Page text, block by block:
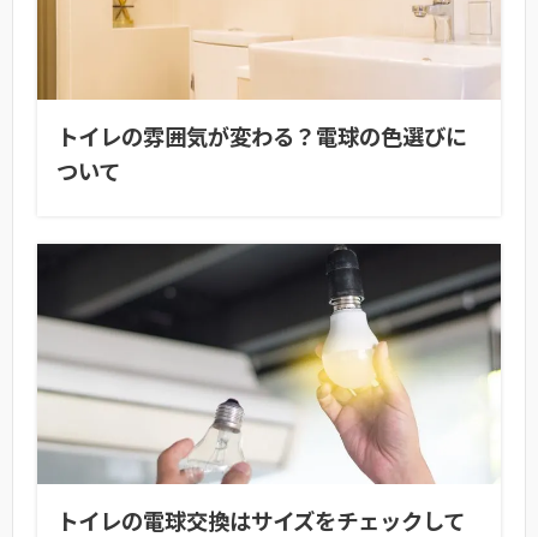
トイレの雰囲気が変わる？電球の色選びに
ついて
トイレの電球交換はサイズをチェックして